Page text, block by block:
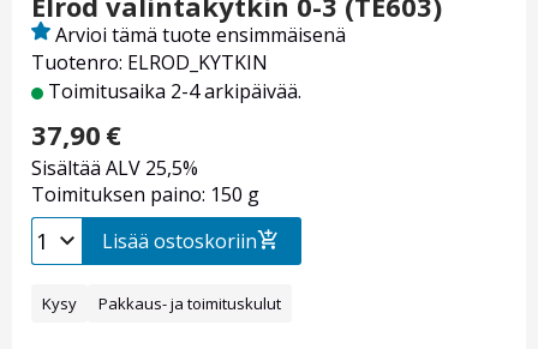
Tuotenro: ELROD_KYTKIN
Arvioi tämä tuote ensimmäisenä
Toimitusaika 2-4 arkipäivää.
37,90 €
Sisältää ALV 25,5%
Toimituksen paino: 150 g
Lisää ostoskoriin
Kysy Pakkaus- ja toimituskulut